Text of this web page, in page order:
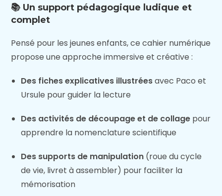
📚 Un support pédagogique ludique et
complet
Pensé pour les jeunes enfants, ce cahier numérique
propose une approche immersive et créative :
Des fiches explicatives illustréesavec Paco et
Ursule pour guider la lecture
Des activités de découpage et de collage pour
apprendre la nomenclature scientifique
Des supports de manipulation (roue du cycle
de vie, livret à assembler) pour faciliter la
mémorisation